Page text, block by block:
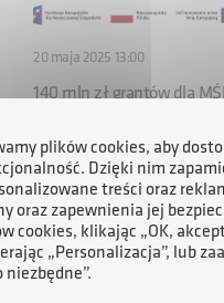
20 maja 2025 13:00
140 mln zł grantów dla
projektu „Dig.IT
plików cookies, aby
Dzięki nim
treści oraz
oraz zapewnienia jej
cookies, klikając „OK,
„Personalizacja”, lub